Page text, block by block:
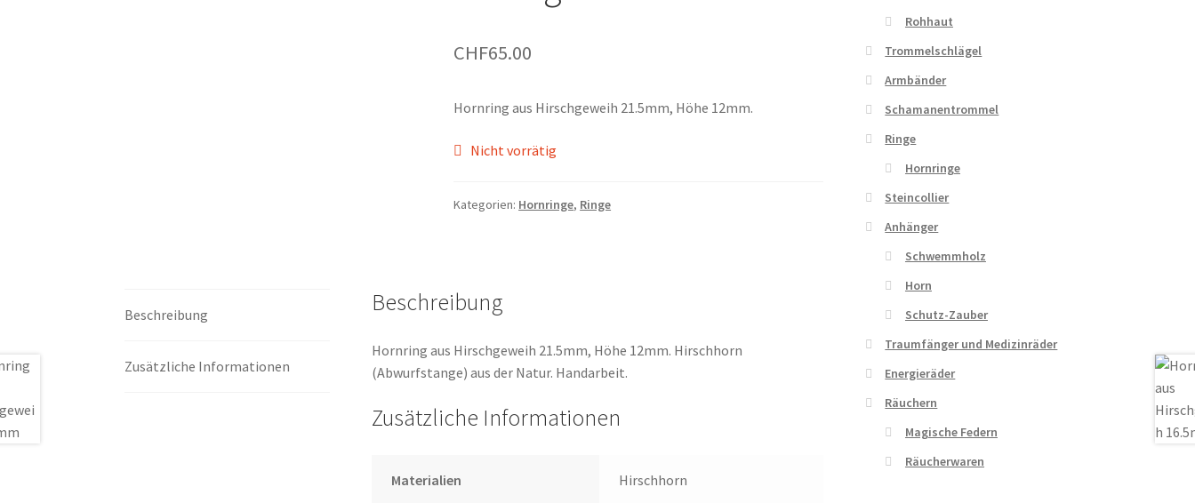
CHF65.00
Hornring aus Hirschgeweih 21.5mm, Höhe 12mm.
Nicht vorrätig
Kategorien: Hornringe, Ringe
Beschreibung
Zusätzliche Informationen
Beschreibung
Hornring aus Hirschgeweih 21.5mm, Höhe 12mm. Hirschhorn
(Abwurfstange) aus der Natur. Handarbeit.
Zusätzliche Informationen
Materialien Hirschhorn
Rohhaut
Trommelschlägel
Armbänder
Schamanentrommel
Ringe
Hornringe
Steincollier
Anhänger
Schwemmholz
Horn
Schutz-Zauber
Traumfänger und Medizinräder
Energieräder
Räuchern
Magische Federn
Räucherwaren